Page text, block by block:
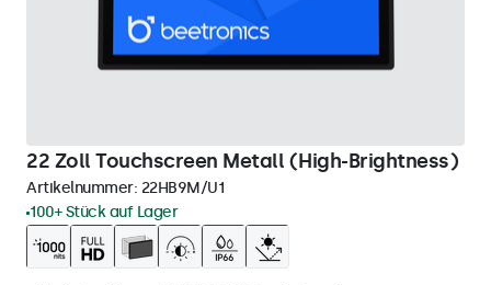
22 Zoll Touchscreen Metall (High-Brightness)
Artikelnummer: 22HB9M/U1
100+ Stück auf Lager